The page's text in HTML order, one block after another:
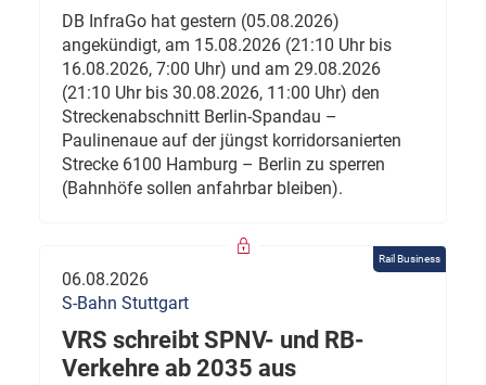
DB InfraGo hat gestern (05.08.2026)
angekündigt, am 15.08.2026 (21:10 Uhr bis
16.08.2026, 7:00 Uhr) und am 29.08.2026
(21:10 Uhr bis 30.08.2026, 11:00 Uhr) den
Streckenabschnitt Berlin-Spandau –
Paulinenaue auf der jüngst korridorsanierten
Strecke 6100 Hamburg – Berlin zu sperren
(Bahnhöfe sollen anfahrbar bleiben).
Rail Business
06.08.2026
S-Bahn Stuttgart
VRS schreibt SPNV- und RB-
Verkehre ab 2035 aus